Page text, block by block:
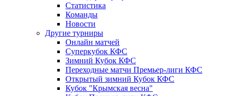
Статистика
Команды
Новости
Другие турниры
Онлайн матчей
Суперкубок КФС
Зимний Кубок КФС
Переходные матчи Премьер-лиги КФС
Открытый зимний Кубок КФС
Кубок "Крымская весна"